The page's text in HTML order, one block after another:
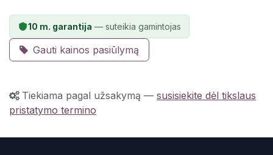
10 m. garantija — suteikia gamintojas
Gauti kainos pasiūlymą
Tiekiama pagal užsakymą — susisiekite dėl tikslaus
pristatymo termino